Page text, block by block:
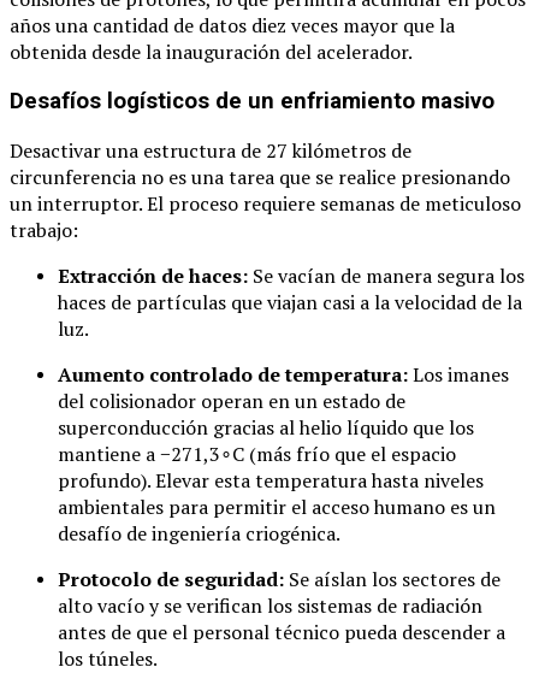
años una cantidad de datos diez veces mayor que la
obtenida desde la inauguración del acelerador.
Desafíos logísticos de un enfriamiento masivo
Desactivar una estructura de 27 kilómetros de
circunferencia no es una tarea que se realice presionando
un interruptor. El proceso requiere semanas de meticuloso
trabajo:
Extracción de haces: Se vacían de manera segura los
haces de partículas que viajan casi a la velocidad de la
luz.
Aumento controlado de temperatura:Los imanes
del colisionador operan en un estado de
superconducción gracias al helio líquido que los
mantiene a−271,3∘C (más frío que el espacio
profundo). Elevar esta temperatura hasta niveles
ambientales para permitir el acceso humano es un
desafío de ingeniería criogénica.
Protocolo de seguridad: Se aíslan los sectores de
alto vacío y se verifican los sistemas de radiación
antes de que el personal técnico pueda descender a
los túneles.